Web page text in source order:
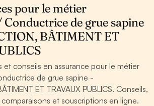
pour le métier
de grue sapine
BÂTIMENT ET
et conseils en assurance pour le métier
de grue sapine -
ET TRAVAUX PUBLICS. Conseils,
et souscriptions en ligne.